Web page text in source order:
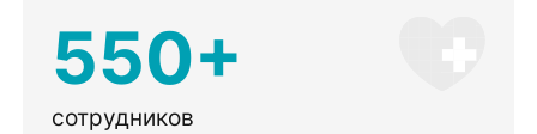
550+
сотрудников